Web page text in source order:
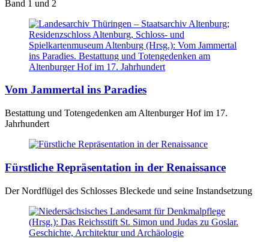
Band 1 und 2
Vom Jammertal ins Paradies
Bestattung und Totengedenken am Altenburger Hof im 17.
Jahrhundert
Fürstliche Repräsentation in der Renaissance
Der Nordflügel des Schlosses Bleckede und seine Instandsetzung